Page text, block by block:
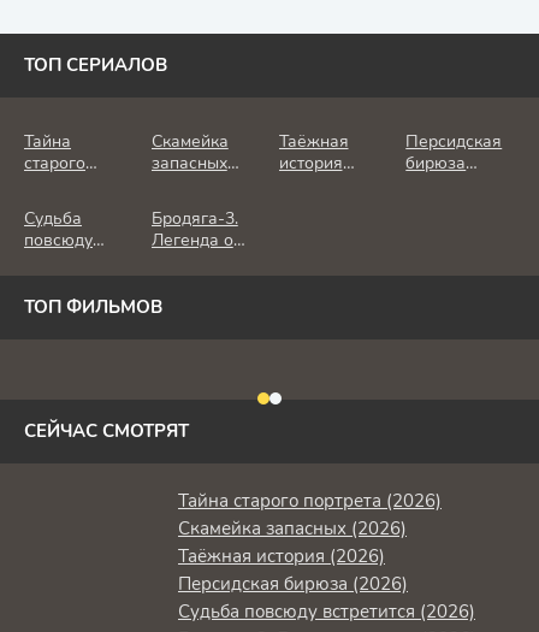
ТОП СЕРИАЛОВ
Тайна
старого
(2026)
Скамейка
запасных
Таёжная
история
Персидская
бирюза
Судьба
повсюду
(2026)
Бродяга-3.
Легенда о
ТОП ФИЛЬМОВ
СЕЙЧАС СМОТРЯТ
Тайна старого портрета (2026)
Скамейка запасных (2026)
Таёжная история (2026)
Персидская бирюза (2026)
Судьба повсюду встретится (2026)